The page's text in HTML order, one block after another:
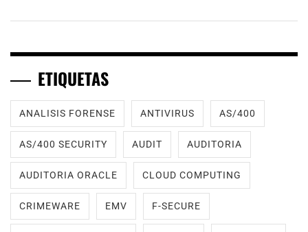
ETIQUETAS
ANALISIS FORENSE ANTIVIRUS AS/400
AS/400 SECURITY AUDIT AUDITORIA
AUDITORIA ORACLE CLOUD COMPUTING
CRIMEWARE EMV F-SECURE